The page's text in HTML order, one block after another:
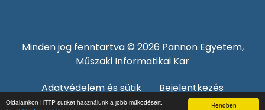
Rendben
Oldalainkon HTTP-sütiket használunk a jobb működésért.
Minden jog fenntartva © 2026 Pannon Egyetem,
Műszaki Informatikai Kar
Adatvédelem és sütik
Bejelentkezés